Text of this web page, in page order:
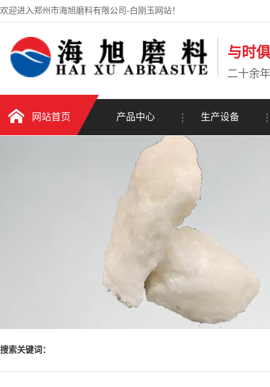
欢迎进入郑州市海旭磨料有限公司-白刚玉网站！
与时
二十余
网站首页 产品中心 生产设备
搜索关键词：